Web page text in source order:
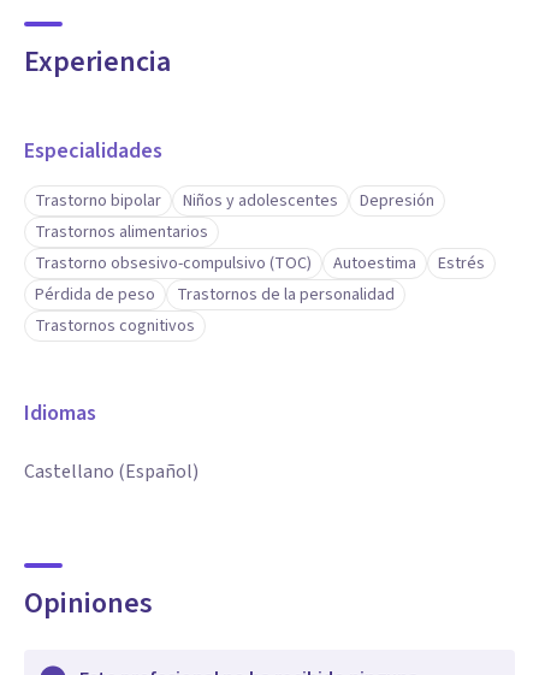
Experiencia
Especialidades
Trastorno bipolar Niños y adolescentes
Depresión
Trastornos alimentarios
Trastorno obsesivo-compulsivo (TOC)
Autoestima
Estrés
Pérdida de peso
Trastornos de la personalidad
Trastornos cognitivos
Idiomas
Castellano (Español)
Opiniones